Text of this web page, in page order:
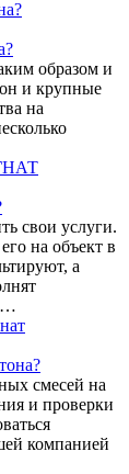
образом и
и крупные
на
свои услуги.
на объект в
а
смесей на
и проверки
компанией